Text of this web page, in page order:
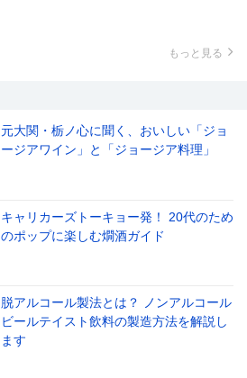
もっと見る
元大関・栃ノ心に聞く、おいしい「ジョ
ージアワイン」と「ジョージア料理」
キャリカーズトーキョー発！ 20代のため
のポップに楽しむ燗酒ガイド
脱アルコール製法とは？ ノンアルコール
ビールテイスト飲料の製造方法を解説し
ます